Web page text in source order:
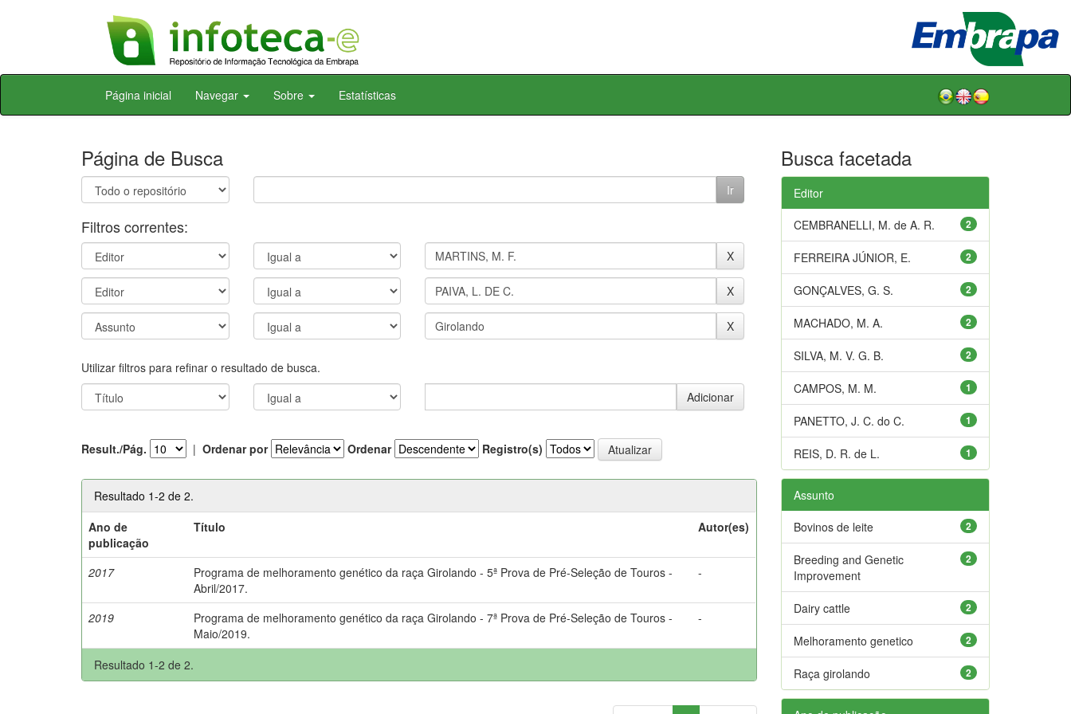
Skip
Página inicial Navegar Sobre Estatísticas
Página de Busca
Filtros correntes:
Utilizar filtros para refinar o resultado de busca.
Result./Pág. | Ordenar por Ordenar Registro(s)
Resultado 1-2 de 2.
Ano de
publicação
Título Autor(es)
2017
Programa de melhoramento genético da raça Girolando - 5ª Prova de Pré-Seleção de Touros -
Abril/2017.
-
2019
Programa de melhoramento genético da raça Girolando - 7ª Prova de Pré-Seleção de Touros -
Maio/2019.
-
Resultado 1-2 de 2.
Busca facetada
Editor
2
CEMBRANELLI, M. de A. R.
2
FERREIRA JÚNIOR, E.
2
GONÇALVES, G. S.
2
MACHADO, M. A.
2
SILVA, M. V. G. B.
1
CAMPOS, M. M.
1
PANETTO, J. C. do C.
1
REIS, D. R. de L.
Assunto
2
Bovinos de leite
2
Breeding and Genetic
Improvement
2
Dairy cattle
2
Melhoramento genetico
2
Raça girolando